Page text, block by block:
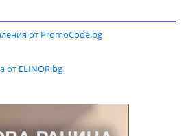
от PromoCode.bg
от ELINOR.bg